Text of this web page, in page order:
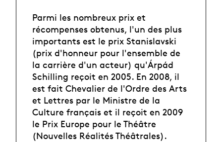
Parmi les nombreux prix et
récompenses obtenus, l'un des plus
importants est le prix Stanislavski
(prix d'honneur pour l'ensemble de
la carrière d'un acteur) qu'Árpád
Schilling reçoit en 2005. En 2008, il
est fait Chevalier de l'Ordre des Arts
et Lettres par le Ministre de la
Culture français et il reçoit en 2009
le Prix Europe pour le Théâtre
(Nouvelles Réalités Théâtrales).